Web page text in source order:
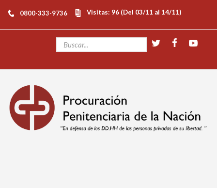
0800-333-9736 Visitas: 96 (Del 03/11 al 14/11)